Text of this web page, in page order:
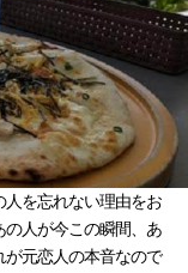
人を忘れない理由をお
人が今この瞬間、あ
が元恋人の本音なので